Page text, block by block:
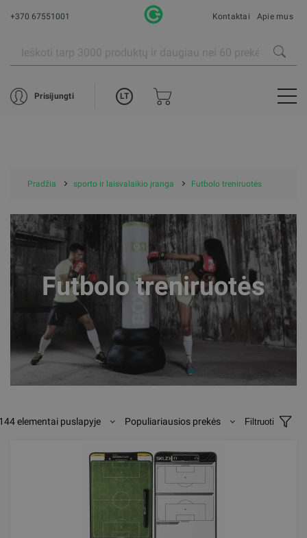
+370 67551001 Kontaktai Apie mus
Prisijungti LT
Pradžia sporto ir laisvalaikio įranga Futbolo treniruotės
Futbolo treniruotės
elementai puslapyje Populiariausios prekės Filtruoti